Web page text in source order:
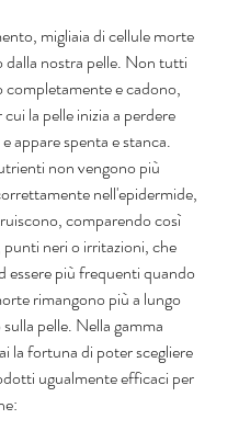
migliaia di cellule morte
dalla nostra pelle. Non tutti
completamente e cadono,
la pelle inizia a perdere
appare spenta e stanca.
non vengono più
nell'epidermide,
comparendo così
neri o irritazioni, che
essere più frequenti quando
rimangono più a lungo
pelle. Nella gamma
la fortuna di poter scegliere
ugualmente efficaci per